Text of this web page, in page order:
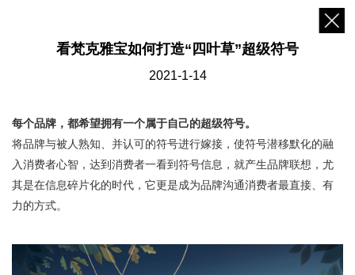
看梵克雅宝如何打造“四叶草”超级符号
2021-1-14
每个品牌，都希望拥有一个属于自己的超级符号。
将品牌与被人熟知、并认可的符号进行嫁接，使符号潜移默化的融
入消费者心智，达到消费者一看到符号信息，就产生品牌联想，尤
其是在信息碎片化的时代，它更是成为品牌沟通消费者最直接、有
力的方式。